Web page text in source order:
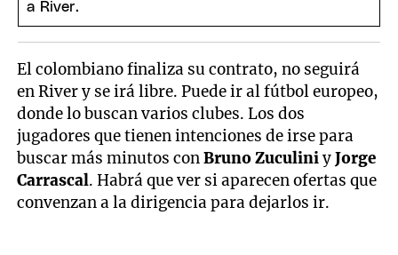
El colombiano finaliza su contrato, no seguirá
en River y se irá libre. Puede ir al fútbol europeo,
donde lo buscan varios clubes. Los dos
jugadores que tienen intenciones de irse para
buscar más minutos conBruno ZuculiniyJorge
Carrascal. Habrá que ver si aparecen ofertas que
convenzan a la dirigencia para dejarlos ir.